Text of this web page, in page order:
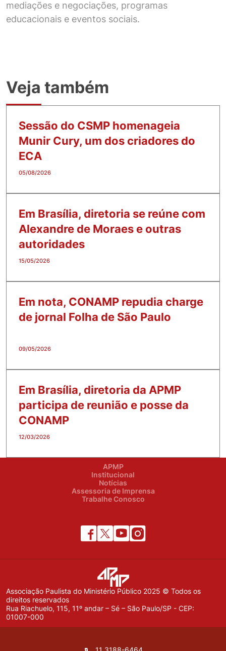
mediações e negociações, programas
educacionais e eventos sociais.
Veja também
Sessão do CSMP homenageia
Munir Cury, um dos criadores do
ECA
05/08/2026
Em Brasília, diretoria se reúne com
Alexandre de Moraes e outras
autoridades
15/05/2026
Em nota, CONAMP repudia charge
de jornal Folha de São Paulo
09/05/2026
Em Brasília, diretoria da APMP
participa de reunião e posse da
CONAMP
12/03/2026
APMP
Institucional
Notícias
Assessoria de Imprensa
Trabalhe Conosco
Associação Paulista do Ministério Público 2025 © Todos os
direitos reservados
Rua Riachuelo, 115, 11º andar – Sé – São Paulo/SP - CEP:
01007-000